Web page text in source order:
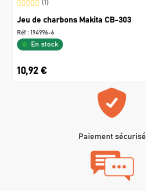
(1)
Jeu de charbons Makita CB-303
Réf : 194996-6
En stock
10,92 €
Paiement sécurisé